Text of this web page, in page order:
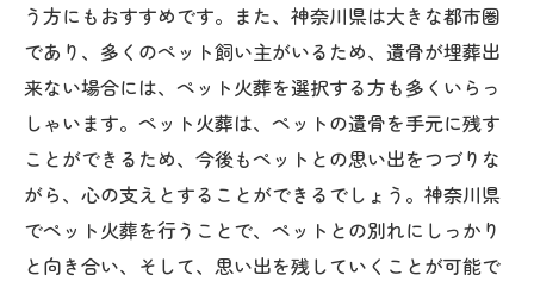
う方にもおすすめです。また、神奈川県は大きな都市圏
であり、多くのペット飼い主がいるため、遺骨が埋葬出
来ない場合には、ペット火葬を選択する方も多くいらっ
しゃいます。ペット火葬は、ペットの遺骨を手元に残す
ことができるため、今後もペットとの思い出をつづりな
がら、心の支えとすることができるでしょう。神奈川県
でペット火葬を行うことで、ペットとの別れにしっかり
と向き合い、そして、思い出を残していくことが可能で